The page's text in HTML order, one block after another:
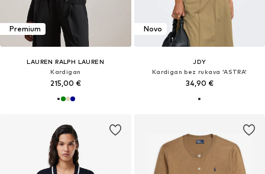
Premium
LAUREN RALPH LAUREN
Kardigan
215,00 €
Novo
JDY
Kardigan bez rukava 'ASTRA'
34,90 €